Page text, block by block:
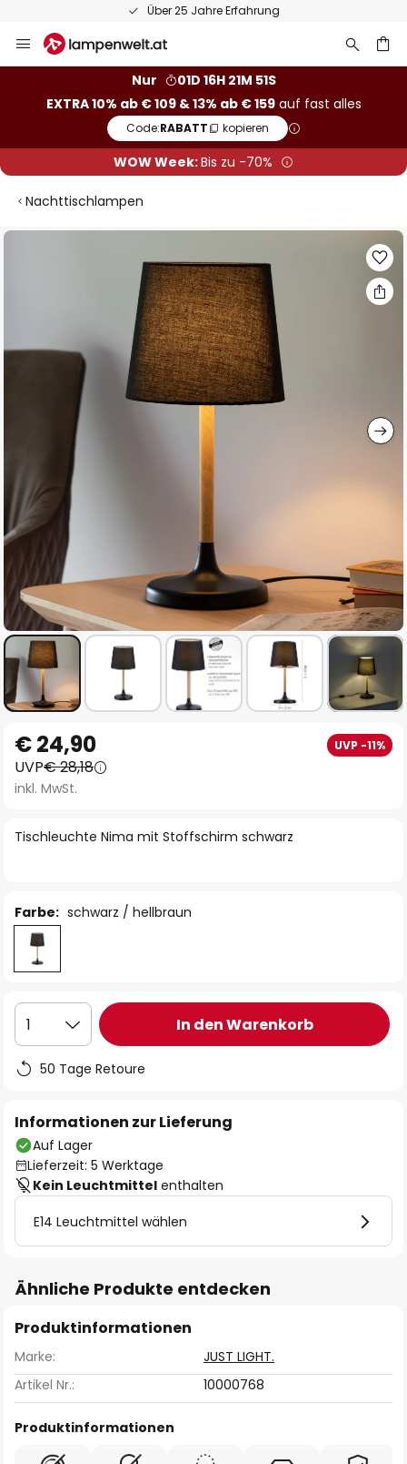
50 Tage Retoure
Inhalt
Nur
01D 16H 21M 51S
EXTRA 10% ab € 109 & 13% ab € 159auf fast alles
Code:RABATT kopieren
WOW Week:Bis zu -70%
Nachttischlampen
Zum
Anfang
der
Bildgalerie
Tischleuchte Nima mit Stoffschirm schwarz
€ 24,90 UVP -11%
UVP€ 28,18
inkl. MwSt.
Farbe: schwarz / hellbraun
1 In den Warenkorb
50 Tage Retoure
Informationen zur Lieferung
Auf Lager
Lieferzeit: 5 Werktage
Kein Leuchtmittel enthalten
E14 Leuchtmittel wählen
Ähnliche Produkte entdecken
Produktinformationen
Marke:
JUST LIGHT.
Artikel Nr.:
10000768
Produktinformationen